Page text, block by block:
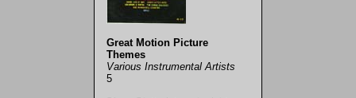
Great Motion Picture
Themes
Various Instrumental Artists
5